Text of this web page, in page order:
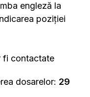
engleză la
poziției
fi contactate
dosarelor: 29